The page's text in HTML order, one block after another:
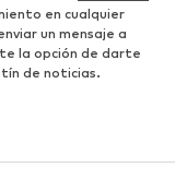
en cualquier
un mensaje a
la opción de darte
de noticias.